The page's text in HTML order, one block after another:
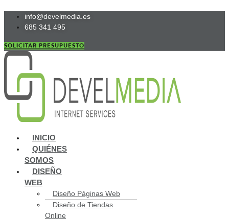
contenido
info@develmedia.es
685 341 495
SOLICITAR PRESUPUESTO
Main
Menu
INICIO
QUIÉNES
SOMOS
DISEÑO
WEB
Diseño Páginas Web
Diseño de Tiendas
Online